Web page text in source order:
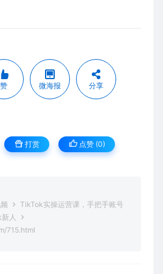
赞 微海报 分享
打赏 点赞 (0)
TikTok实操运营课，手把手账号
人
715.html